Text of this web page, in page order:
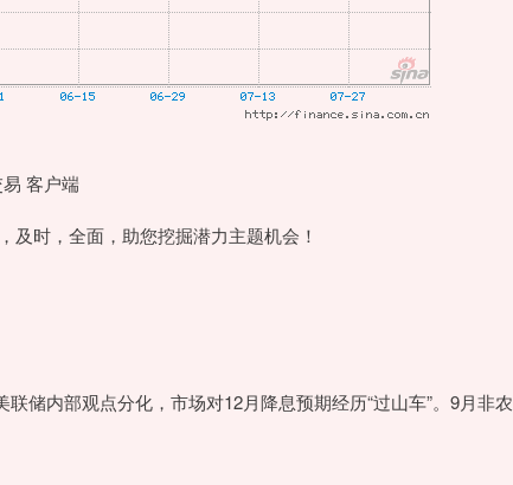
客户端
时，全面，助您挖掘潜力主题机会！
储内部观点分化，市场对12月降息预期经历“过山车”。9月非农